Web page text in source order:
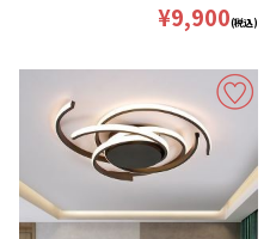
¥9,900(税込)